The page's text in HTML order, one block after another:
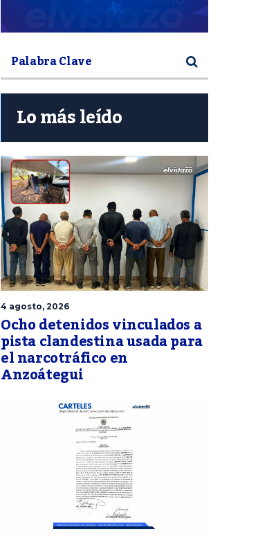
Lo más leído
4 agosto, 2026
Ocho detenidos vinculados a
pista clandestina usada para
el narcotráfico en
Anzoátegui